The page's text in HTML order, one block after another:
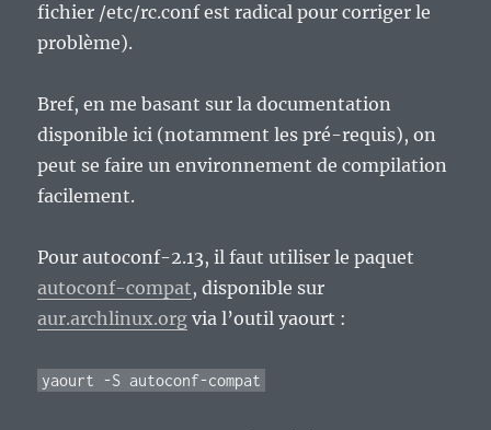
fichier /etc/rc.conf est radical pour corriger le
problème).
Bref, en me basant sur la documentation
disponible ici (notamment les pré-requis), on
peut se faire un environnement de compilation
facilement.
Pour autoconf-2.13, il faut utiliser le paquet
autoconf-compat, disponible sur
aur.archlinux.org via l’outil yaourt :
yaourt -S autoconf-compat